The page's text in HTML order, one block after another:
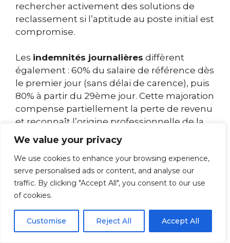
We value your privacy
We use cookies to enhance your browsing experience,
serve personalised ads or content, and analyse our
traffic. By clicking "Accept All", you consent to our use
of cookies.
Customise Reject All Accept All
rechercher activement des solutions de
reclassement si l’aptitude au poste initial est
compromise.
Les indemnités journalières diffèrent
également : 60% du salaire de référence dès
le premier jour (sans délai de carence), puis
80% à partir du 29ème jour. Cette majoration
compense partiellement la perte de revenu
et reconnaît l’origine professionnelle de la
pathologie. Les soins liés à l’épicondylite
(consultations, examens, kinésithérapie,
chirurgie) sont pris en charge à 100% par
l’Assurance Maladie, sans avance de frais.
Cette prise en charge intégrale facilite
l’accès aux soins et évite les renoncements
pour motif financier.